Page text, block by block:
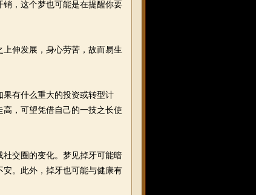
，这个梦也可能是在提醒你要
伸发展，身心劳苦，故而易生
有什么重大的投资或转型计
，可望凭借自己的一技之长使
交圈的变化。梦见掉牙可能暗
。此外，掉牙也可能与健康有